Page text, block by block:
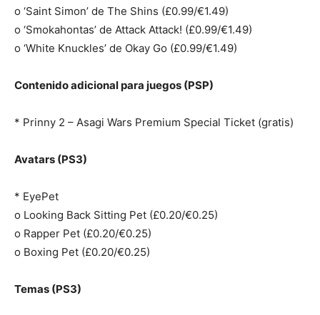
o ‘Saint Simon’ de The Shins (£0.99/€1.49)
o ‘Smokahontas’ de Attack Attack! (£0.99/€1.49)
o ‘White Knuckles’ de Okay Go (£0.99/€1.49)
Contenido adicional para juegos (PSP)
* Prinny 2 – Asagi Wars Premium Special Ticket (gratis)
Avatars (PS3)
* EyePet
o Looking Back Sitting Pet (£0.20/€0.25)
o Rapper Pet (£0.20/€0.25)
o Boxing Pet (£0.20/€0.25)
Temas (PS3)